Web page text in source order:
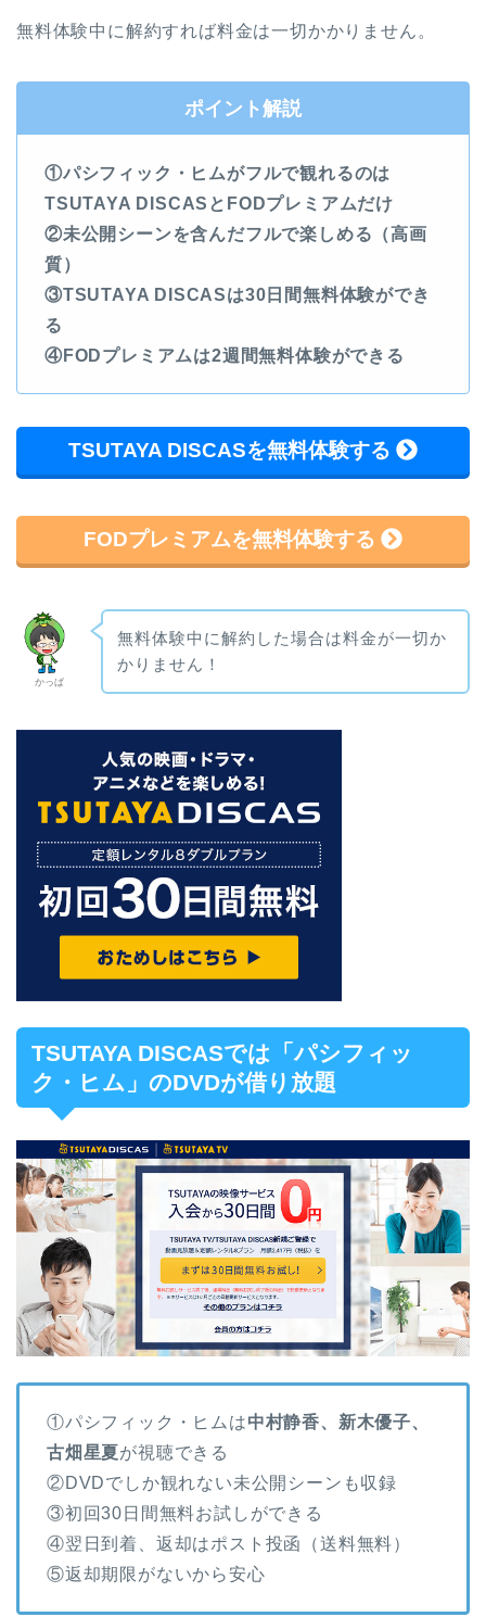
無料体験中に解約すれば料金は一切かかりません。
ポイント解説
①パシフィック・ヒムがフルで観れるのは
TSUTAYA DISCASとFODプレミアムだけ
②未公開シーンを含んだフルで楽しめる（高画
質）
③TSUTAYA DISCASは30日間無料体験ができ
る
④FODプレミアムは2週間無料体験ができる
TSUTAYA DISCASを無料体験する
FODプレミアムを無料体験する
かっぱ
無料体験中に解約した場合は料金が一切か
かりません！
TSUTAYA DISCASでは「パシフィッ
ク・ヒム」のDVDが借り放題
①パシフィック・ヒムは中村静香、新木優子、
古畑星夏が視聴できる
②DVDでしか観れない未公開シーンも収録
③初回30日間無料お試しができる
④翌日到着、返却はポスト投函（送料無料）
⑤返却期限がないから安心